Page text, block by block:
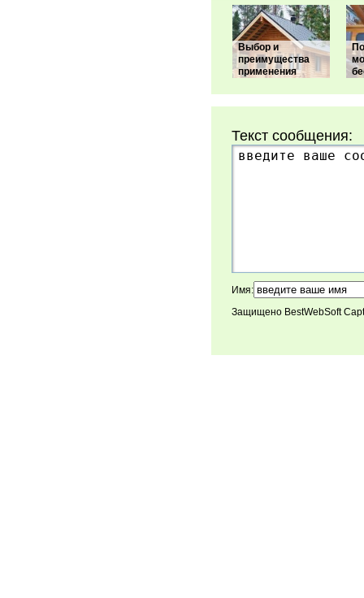
Выбор и
преимущества
применения
Текст сообщения:
Имя:
Защищено BestWebSoft